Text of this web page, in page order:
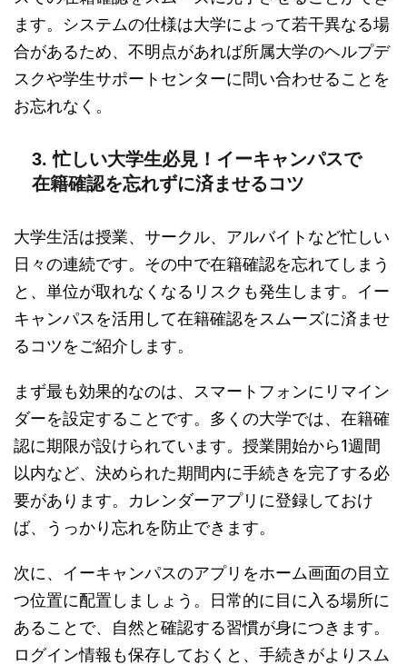
ます。システムの仕様は大学によって若干異なる場
合があるため、不明点があれば所属大学のヘルプデ
スクや学生サポートセンターに問い合わせることを
お忘れなく。
3. 忙しい大学生必見！イーキャンパスで
在籍確認を忘れずに済ませるコツ
大学生活は授業、サークル、アルバイトなど忙しい
日々の連続です。その中で在籍確認を忘れてしまう
と、単位が取れなくなるリスクも発生します。イー
キャンパスを活用して在籍確認をスムーズに済ませ
るコツをご紹介します。
まず最も効果的なのは、スマートフォンにリマイン
ダーを設定することです。多くの大学では、在籍確
認に期限が設けられています。授業開始から1週間
以内など、決められた期間内に手続きを完了する必
要があります。カレンダーアプリに登録しておけ
ば、うっかり忘れを防止できます。
次に、イーキャンパスのアプリをホーム画面の目立
つ位置に配置しましょう。日常的に目に入る場所に
あることで、自然と確認する習慣が身につきます。
ログイン情報も保存しておくと、手続きがよりスム